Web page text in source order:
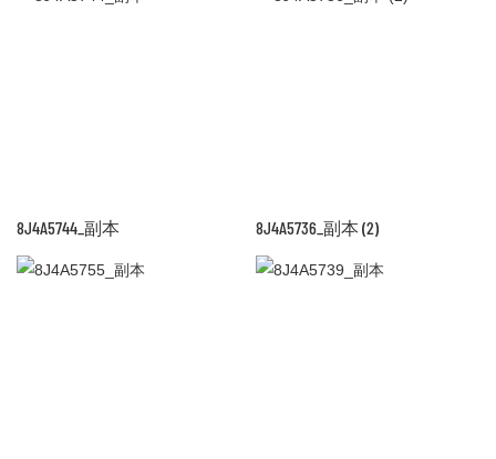
8J4A5744_副本 8J4A5736_副本 (2)